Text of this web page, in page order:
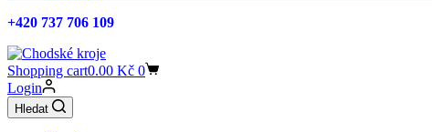
+420 737 706 109
Shopping cart0.00 Kč 0
Login
Hledat